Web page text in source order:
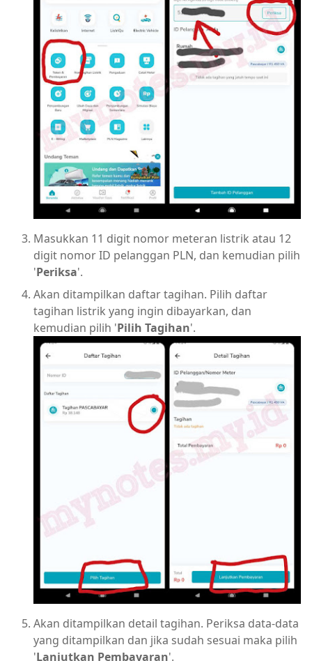
Masukkan 11 digit nomor meteran listrik atau 12
digit nomor ID pelanggan PLN, dan kemudian pilih
'Periksa'.
Akan ditampilkan daftar tagihan. Pilih daftar
tagihan listrik yang ingin dibayarkan, dan
kemudian pilih 'Pilih Tagihan'.
Akan ditampilkan detail tagihan. Periksa data-data
yang ditampilkan dan jika sudah sesuai maka pilih
'Lanjutkan Pembayaran'.